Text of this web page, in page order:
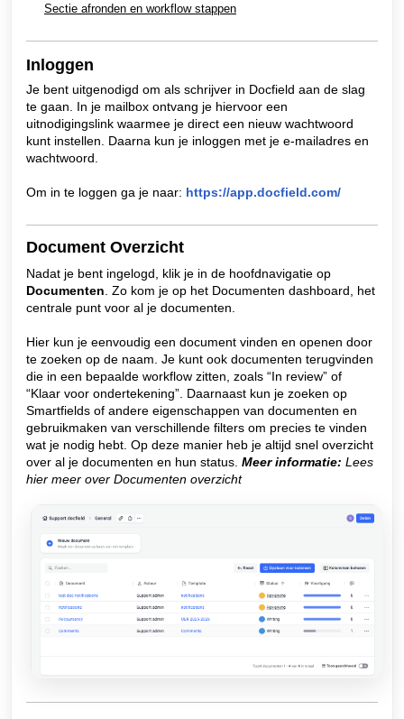
Sectie afronden en workflow stappen
Inloggen
Je bent uitgenodigd om als schrijver in Docfield aan de slag
te gaan. In je mailbox ontvang je hiervoor een
uitnodigingslink waarmee je direct een nieuw wachtwoord
kunt instellen. Daarna kun je inloggen met je e-mailadres en
wachtwoord.
Om in te loggen ga je naar: https://app.docfield.com/
Document Overzicht
Nadat je bent ingelogd, klik je in de hoofdnavigatie op
Documenten Zo kom je op het Documenten dashboard, het
centrale punt voor al je documenten.
Hier kun je eenvoudig een document vinden en openen door
te zoeken op de naam. Je kunt ook documenten terugvinden
die in een bepaalde workflow zitten, zoals “In review” of
“Klaar voor ondertekening”. Daarnaast kun je zoeken op
Smartfields of andere eigenschappen van documenten en
gebruikmaken van verschillende filters om precies te vinden
wat je nodig hebt. Op deze manier heb je altijd snel overzicht
over al je documenten en hun status. Meer informatie: Lees
hier meer over Documenten overzicht